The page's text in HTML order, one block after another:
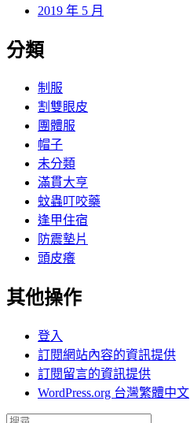
2019 年 5 月
分類
制服
割雙眼皮
團體服
帽子
未分類
滿貫大亨
蚊蟲叮咬藥
逢甲住宿
防震墊片
頭皮癢
其他操作
登入
訂閱網站內容的資訊提供
訂閱留言的資訊提供
WordPress.org 台灣繁體中文